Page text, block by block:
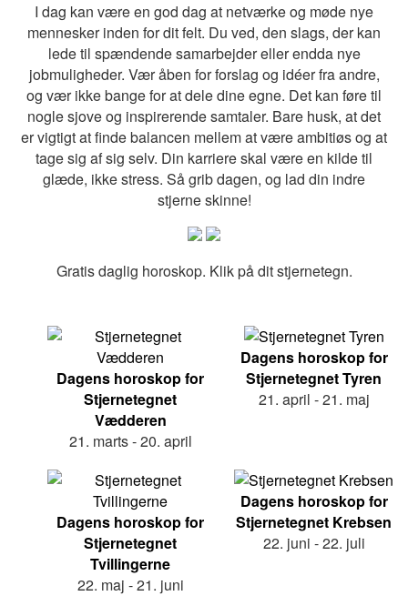
I dag kan være en god dag at netværke og møde nye
mennesker inden for dit felt. Du ved, den slags, der kan
lede til spændende samarbejder eller endda nye
jobmuligheder. Vær åben for forslag og idéer fra andre,
og vær ikke bange for at dele dine egne. Det kan føre til
nogle sjove og inspirerende samtaler. Bare husk, at det
er vigtigt at finde balancen mellem at være ambitiøs og at
tage sig af sig selv. Din karriere skal være en kilde til
glæde, ikke stress. Så grib dagen, og lad din indre
stjerne skinne!
Gratis daglig horoskop. Klik på dit stjernetegn.
Dagens horoskop for
Stjernetegnet
Vædderen
21. marts - 20. april
Dagens horoskop for
Stjernetegnet Tyren
21. april - 21. maj
Dagens horoskop for
Stjernetegnet
Tvillingerne
22. maj - 21. juni
Dagens horoskop for
Stjernetegnet Krebsen
22. juni - 22. juli